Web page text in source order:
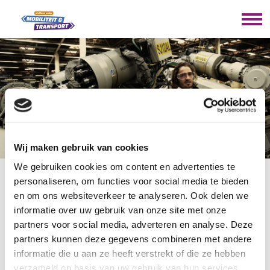
Wij maken gebruik van cookies
We gebruiken cookies om content en advertenties te
personaliseren, om functies voor social media te bieden
en om ons websiteverkeer te analyseren. Ook delen we
informatie over uw gebruik van onze site met onze
partners voor social media, adverteren en analyse. Deze
partners kunnen deze gegevens combineren met andere
informatie die u aan ze heeft verstrekt of die ze hebben
verzameld op basis van uw gebruik van hun services.
NIEUWSBRIEF
U bevindt zich hier:Home/ Nieuwsbrief
Hartelijk dank!
U bent niet meer geregistreerd als abonnee voor de
digitale nieuwsbrief van het platform.